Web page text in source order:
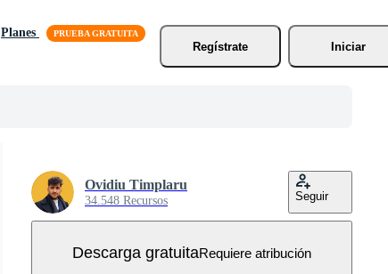
Planes
Regístrate
Iniciar
Ovidiu Timplaru
34.548 Recursos Seguir
Descarga gratuitaRequiere atribución